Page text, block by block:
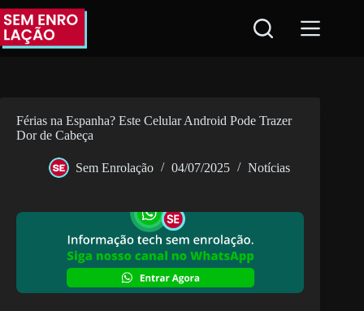
Pular
para
conteúdo
Férias na Espanha? Este Celular Android Pode Trazer
Dor de Cabeça
Sem Enrolação 04/07/2025 Notícias